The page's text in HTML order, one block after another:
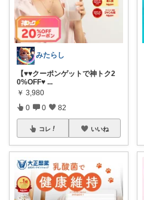
みたらし
【♥♥クーポンゲットで神トク2
0%OFF♥ ...
￥ 3,980
0 0 82
コレ いいね